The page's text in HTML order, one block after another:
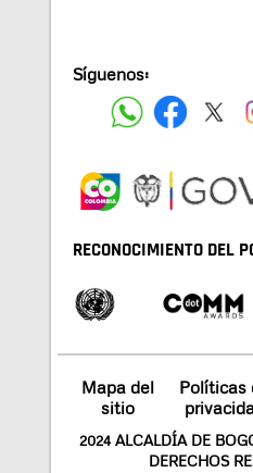
Síguenos:
RECONOCIMIENTO DEL
Mapa del
sitio
Políticas
2024 ALCALDÍA DE
DERECHOS